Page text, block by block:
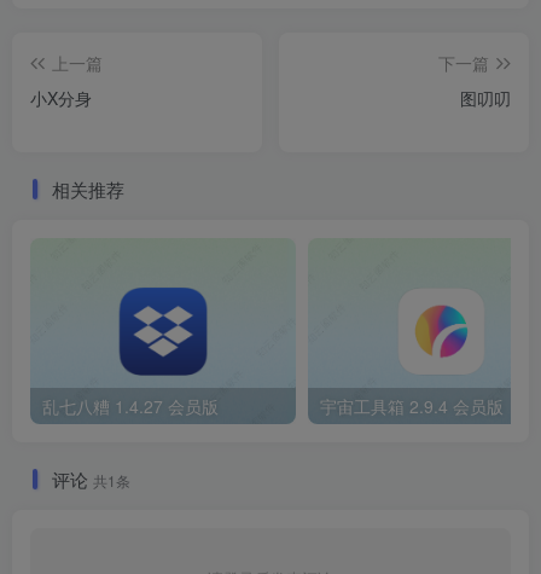
上一篇
小X分身
下一篇
图叨叨
相关推荐
乱七八糟 1.4.27 会员版 宇宙工具箱 2.9.4 会员版
评论 共1条